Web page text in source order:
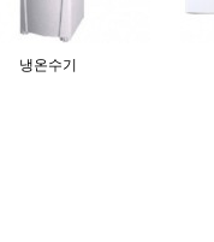
냉온수기